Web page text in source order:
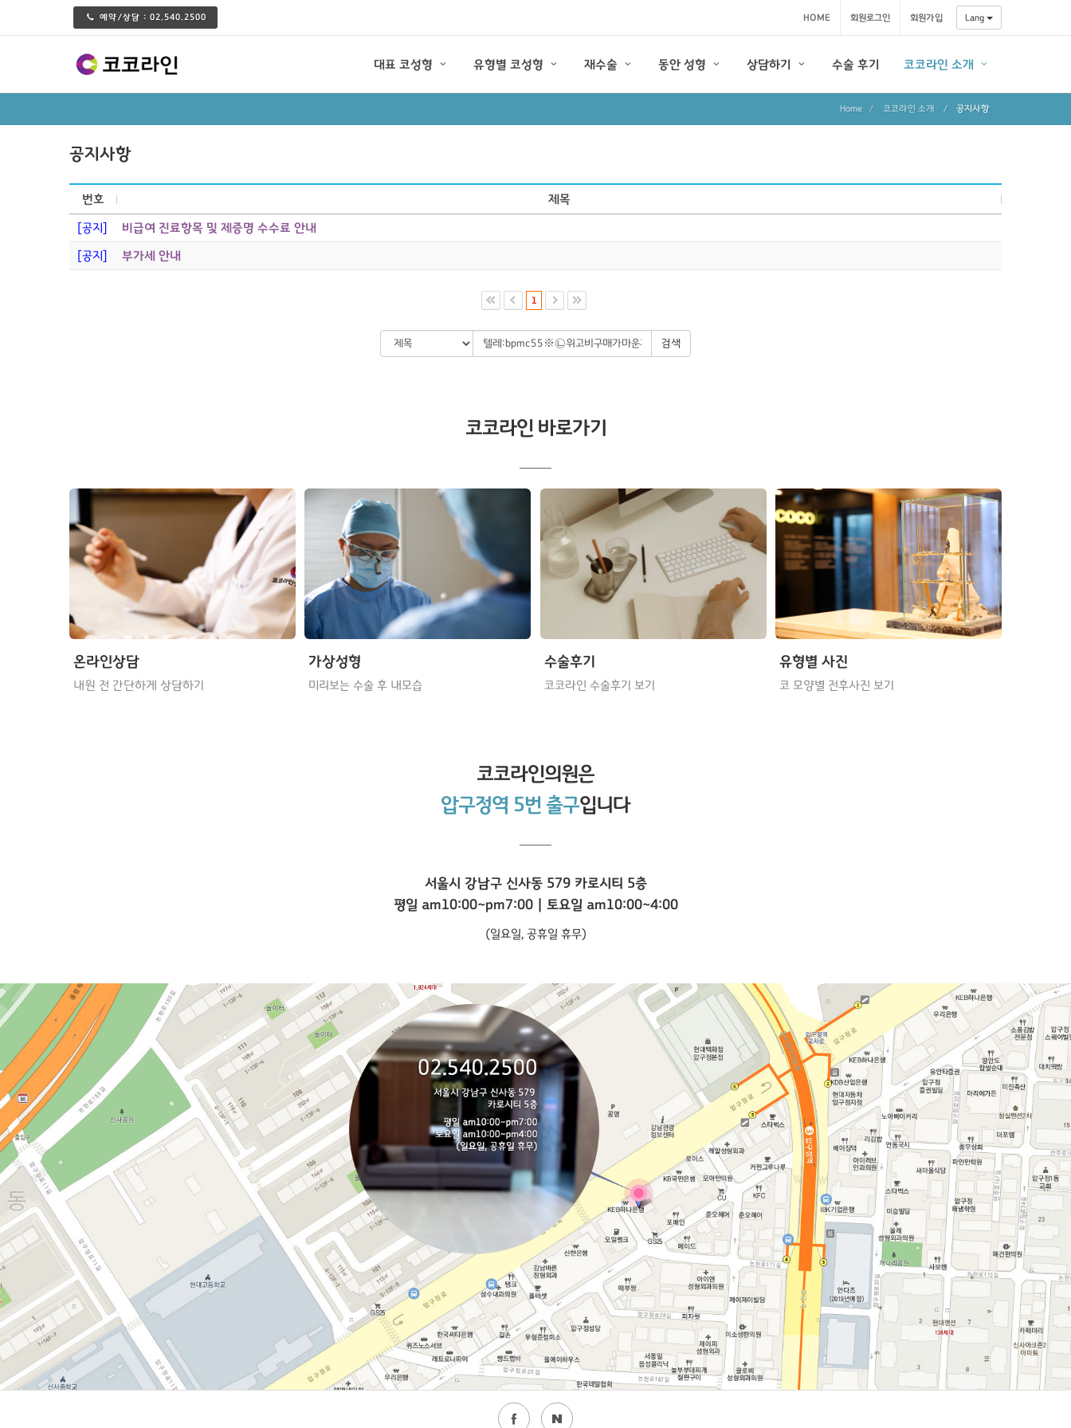
예약/상담 : 02.540.2500 HOME 회원로그인 회원가입 Lang
대표 코성형 유형별 코성형 재수술 동안 성형 상담하기 수술 후기 코코라인 소개
Home 코코라인 소개 / 공지사항
공지사항
번호 제목
[공지] 비급여 진료항목 및 제증명 수수료 안내
[공지] 부가세 안내
1
검색
코코라인 바로가기
온라인상담
내원 전 간단하게 상담하기
가상성형
미리보는 수술 후 내모습
수술후기
코코라인 수술후기 보기
유형별 사진
코 모양별 전후사진 보기
코코라인의원은
압구정역 5번 출구입니다
서울시 강남구 신사동 579 카로시티 5층
평일 am10:00~pm7:00 | 토요일 am10:00~4:00
(일요일, 공휴일 휴무)